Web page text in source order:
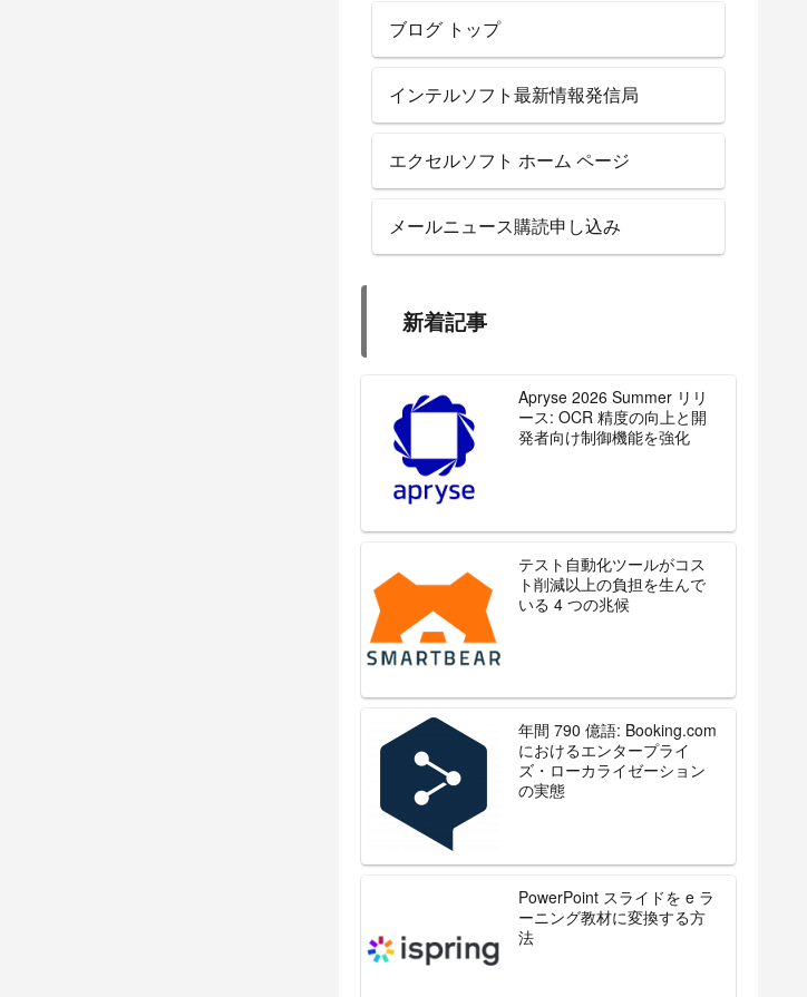
ブログ トップ
インテルソフト最新情報発信局
エクセルソフト ホーム ページ
メールニュース購読申し込み
新着記事
Apryse 2026 Summer リリ
ース: OCR 精度の向上と開
発者向け制御機能を強化
テスト自動化ツールがコス
ト削減以上の負担を生んで
いる 4 つの兆候
年間 790 億語: Booking.com
におけるエンタープライ
ズ・ローカライゼーション
の実態
PowerPoint スライドを e ラ
ーニング教材に変換する方
法